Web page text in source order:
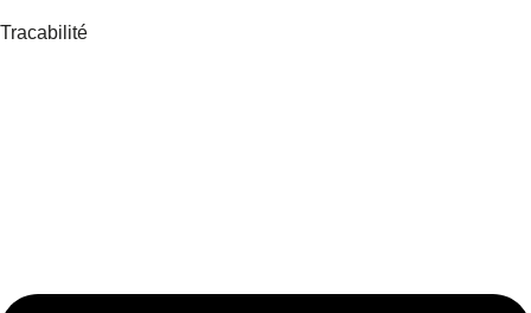
Tracabilité